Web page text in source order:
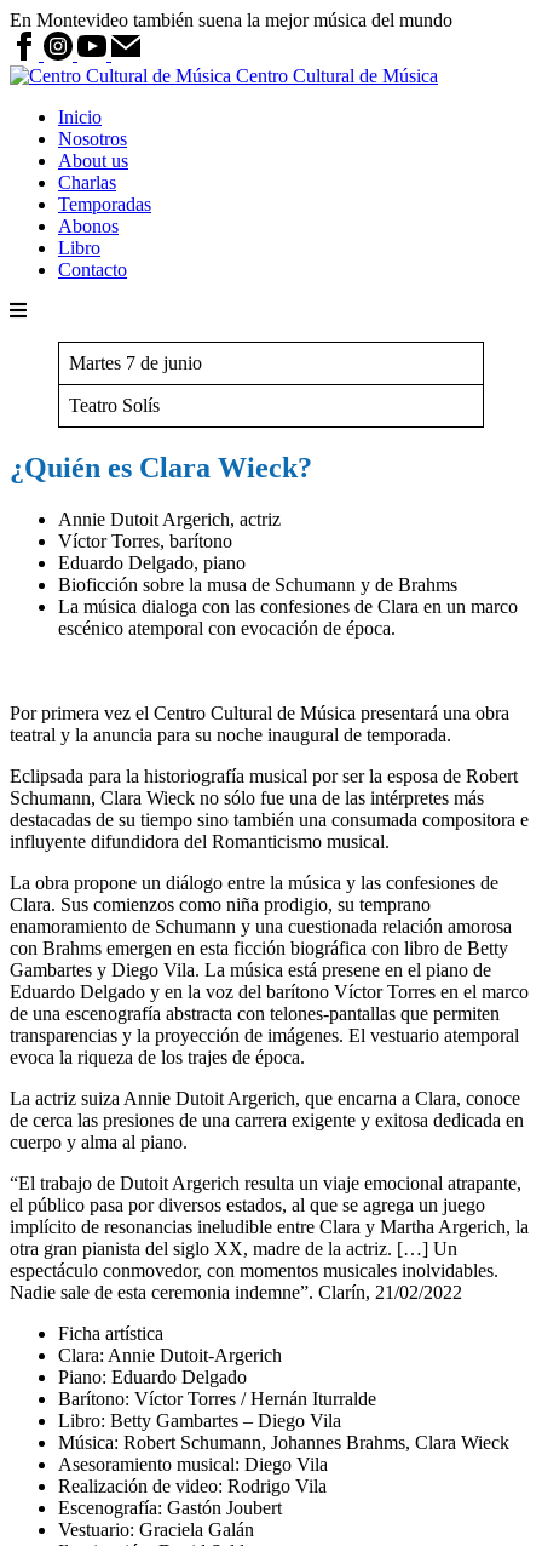
En Montevideo también suena la mejor música del mundo
Centro Cultural de Música
Inicio
Nosotros
About us
Charlas
Temporadas
Abonos
Libro
Contacto
Martes 7 de junio
Teatro Solís
¿Quién es Clara Wieck?
Annie Dutoit Argerich, actriz
Víctor Torres, barítono
Eduardo Delgado, piano
Bioficción sobre la musa de Schumann y de Brahms
La música dialoga con las confesiones de Clara en un marco
escénico atemporal con evocación de época.
Por primera vez el Centro Cultural de Música presentará una obra
teatral y la anuncia para su noche inaugural de temporada.
Eclipsada para la historiografía musical por ser la esposa de Robert
Schumann, Clara Wieck no sólo fue una de las intérpretes más
destacadas de su tiempo sino también una consumada compositora e
influyente difundidora del Romanticismo musical.
La obra propone un diálogo entre la música y las confesiones de
Clara. Sus comienzos como niña prodigio, su temprano
enamoramiento de Schumann y una cuestionada relación amorosa
con Brahms emergen en esta ficción biográfica con libro de Betty
Gambartes y Diego Vila. La música está presene en el piano de
Eduardo Delgado y en la voz del barítono Víctor Torres en el marco
de una escenografía abstracta con telones-pantallas que permiten
transparencias y la proyección de imágenes. El vestuario atemporal
evoca la riqueza de los trajes de época.
La actriz suiza Annie Dutoit Argerich, que encarna a Clara, conoce
de cerca las presiones de una carrera exigente y exitosa dedicada en
cuerpo y alma al piano.
“El trabajo de Dutoit Argerich resulta un viaje emocional atrapante,
el público pasa por diversos estados, al que se agrega un juego
implícito de resonancias ineludible entre Clara y Martha Argerich, la
otra gran pianista del siglo XX, madre de la actriz. […] Un
espectáculo conmovedor, con momentos musicales inolvidables.
Nadie sale de esta ceremonia indemne”. Clarín, 21/02/2022
Ficha artística
Clara: Annie Dutoit-Argerich
Piano: Eduardo Delgado
Barítono: Víctor Torres / Hernán Iturralde
Libro: Betty Gambartes – Diego Vila
Música: Robert Schumann, Johannes Brahms, Clara Wieck
Asesoramiento musical: Diego Vila
Realización de video: Rodrigo Vila
Escenografía: Gastón Joubert
Vestuario: Graciela Galán